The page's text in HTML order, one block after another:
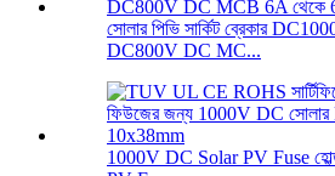
সোলার পিভি সার্কিট ব্রেকার
DC800V DC MC...
1000V DC Solar PV Fuse